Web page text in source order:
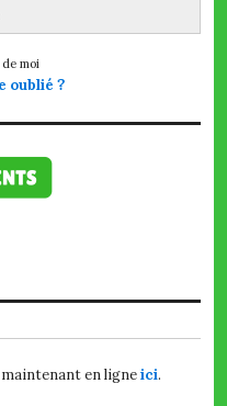
moi
oublié ?
en ligneici.